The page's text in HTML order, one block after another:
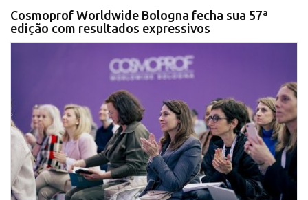
Cosmoprof Worldwide Bologna fecha sua 57ª
edição com resultados expressivos